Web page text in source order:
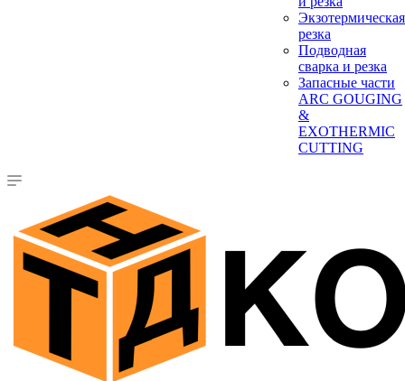
Экзотермическая
резка
Подводная
сварка и резка
Запасные части
ARC GOUGING
&
EXOTHERMIC
CUTTING